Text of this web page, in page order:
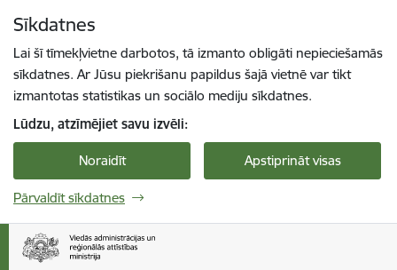
Sīkdatnes
Lai šī tīmekļvietne darbotos, tā izmanto obligāti nepieciešamās
sīkdatnes. Ar Jūsu piekrišanu papildus šajā vietnē var tikt
izmantotas statistikas un sociālo mediju sīkdatnes.
Lūdzu, atzīmējiet savu izvēli:
Noraidīt Apstiprināt visas
Pārvaldīt sīkdatnes